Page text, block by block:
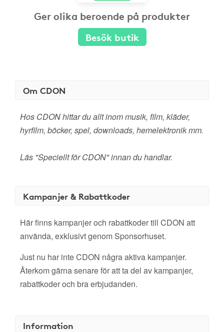
Ger olika beroende på produkter
Besök butik
Om CDON
Hos CDON hittar du allt inom musik, film, kläder,
hyrfilm, böcker, spel, downloads, hemelektronik mm.
Läs "Speciellt för CDON" innan du handlar.
Kampanjer & Rabattkoder
Här finns kampanjer och rabattkoder till CDON att
använda, exklusivt genom Sponsorhuset.
Just nu har inte CDON några aktiva kampanjer.
Återkom gärna senare för att ta del av kampanjer,
rabattkoder och bra erbjudanden.
Information